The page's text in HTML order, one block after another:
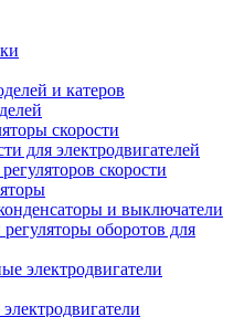
и катеров
скорости
для электродвигателей
скорости
и выключатели
оборотов для
электродвигатели